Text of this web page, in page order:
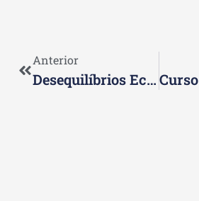
Anterior
Desequilíbrios Econômicos: Entenda O Impacto E Medidas De Correção